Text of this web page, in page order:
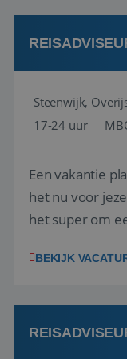
Steenwijk,
17-24 uur
Een vakantie
het nu voor
het super om
werken: of het
BEKIJK